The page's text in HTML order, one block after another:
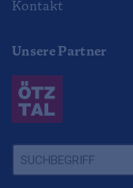
Kontakt
Unsere Partner